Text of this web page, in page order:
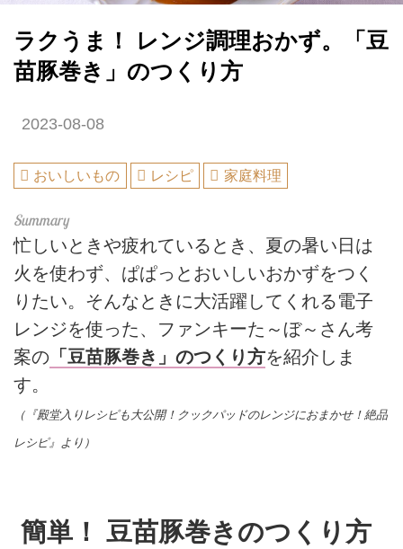
ラクうま！ レンジ調理おかず。「豆
苗豚巻き」のつくり方
2023-08-08
おいしいもの レシピ 家庭料理
忙しいときや疲れているとき、夏の暑い日は
火を使わず、ぱぱっとおいしいおかずをつく
りたい。そんなときに大活躍してくれる電子
レンジを使った、ファンキーた～ぼ～さん考
案の 「豆苗豚巻き」のつくり方を紹介しま
す。
（『殿堂入りレシピも大公開！クックパッドのレンジにおまかせ！絶品
レシピ』より）
簡単！ 豆苗豚巻きのつくり方